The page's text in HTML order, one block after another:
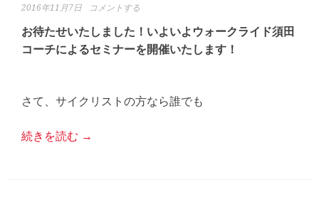
2016年11月7日 コメントする
お待たせいたしました！ いよいよウォークライド須田
コーチによるセミナーを開催いたします！
さて、サイクリストの方なら誰でも
続きを読む →